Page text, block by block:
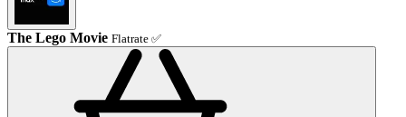
The Lego Movie Flatrate ✅